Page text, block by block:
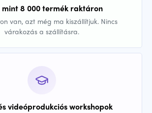
mint 8 000 termék raktáron
van, azt még ma kiszállítjuk. Nincs
várakozás a szállításra.
videóprodukciós workshopok